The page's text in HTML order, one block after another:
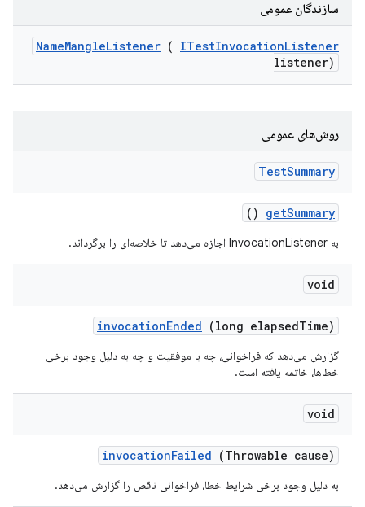
سازندگان عمومی
NameMangleListener ( ITestInvocationListener
listener)
روش‌های عمومی
TestSummary
getSummary
()
به InvocationListener اجازه می‌دهد تا خلاصه‌ای را برگرداند.
void
invocationEnded (long elapsedTime)
گزارش می‌دهد که فراخوانی، چه با موفقیت و چه به دلیل وجود برخی
خطاها، خاتمه یافته است.
void
invocationFailed (Throwable cause)
به دلیل وجود برخی شرایط خطا، فراخوانی ناقص را گزارش می‌دهد.